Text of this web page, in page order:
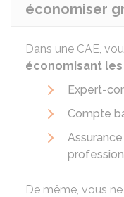
économiser
Dans une CAE,
économisant
Expert-
Compte
De même, vous